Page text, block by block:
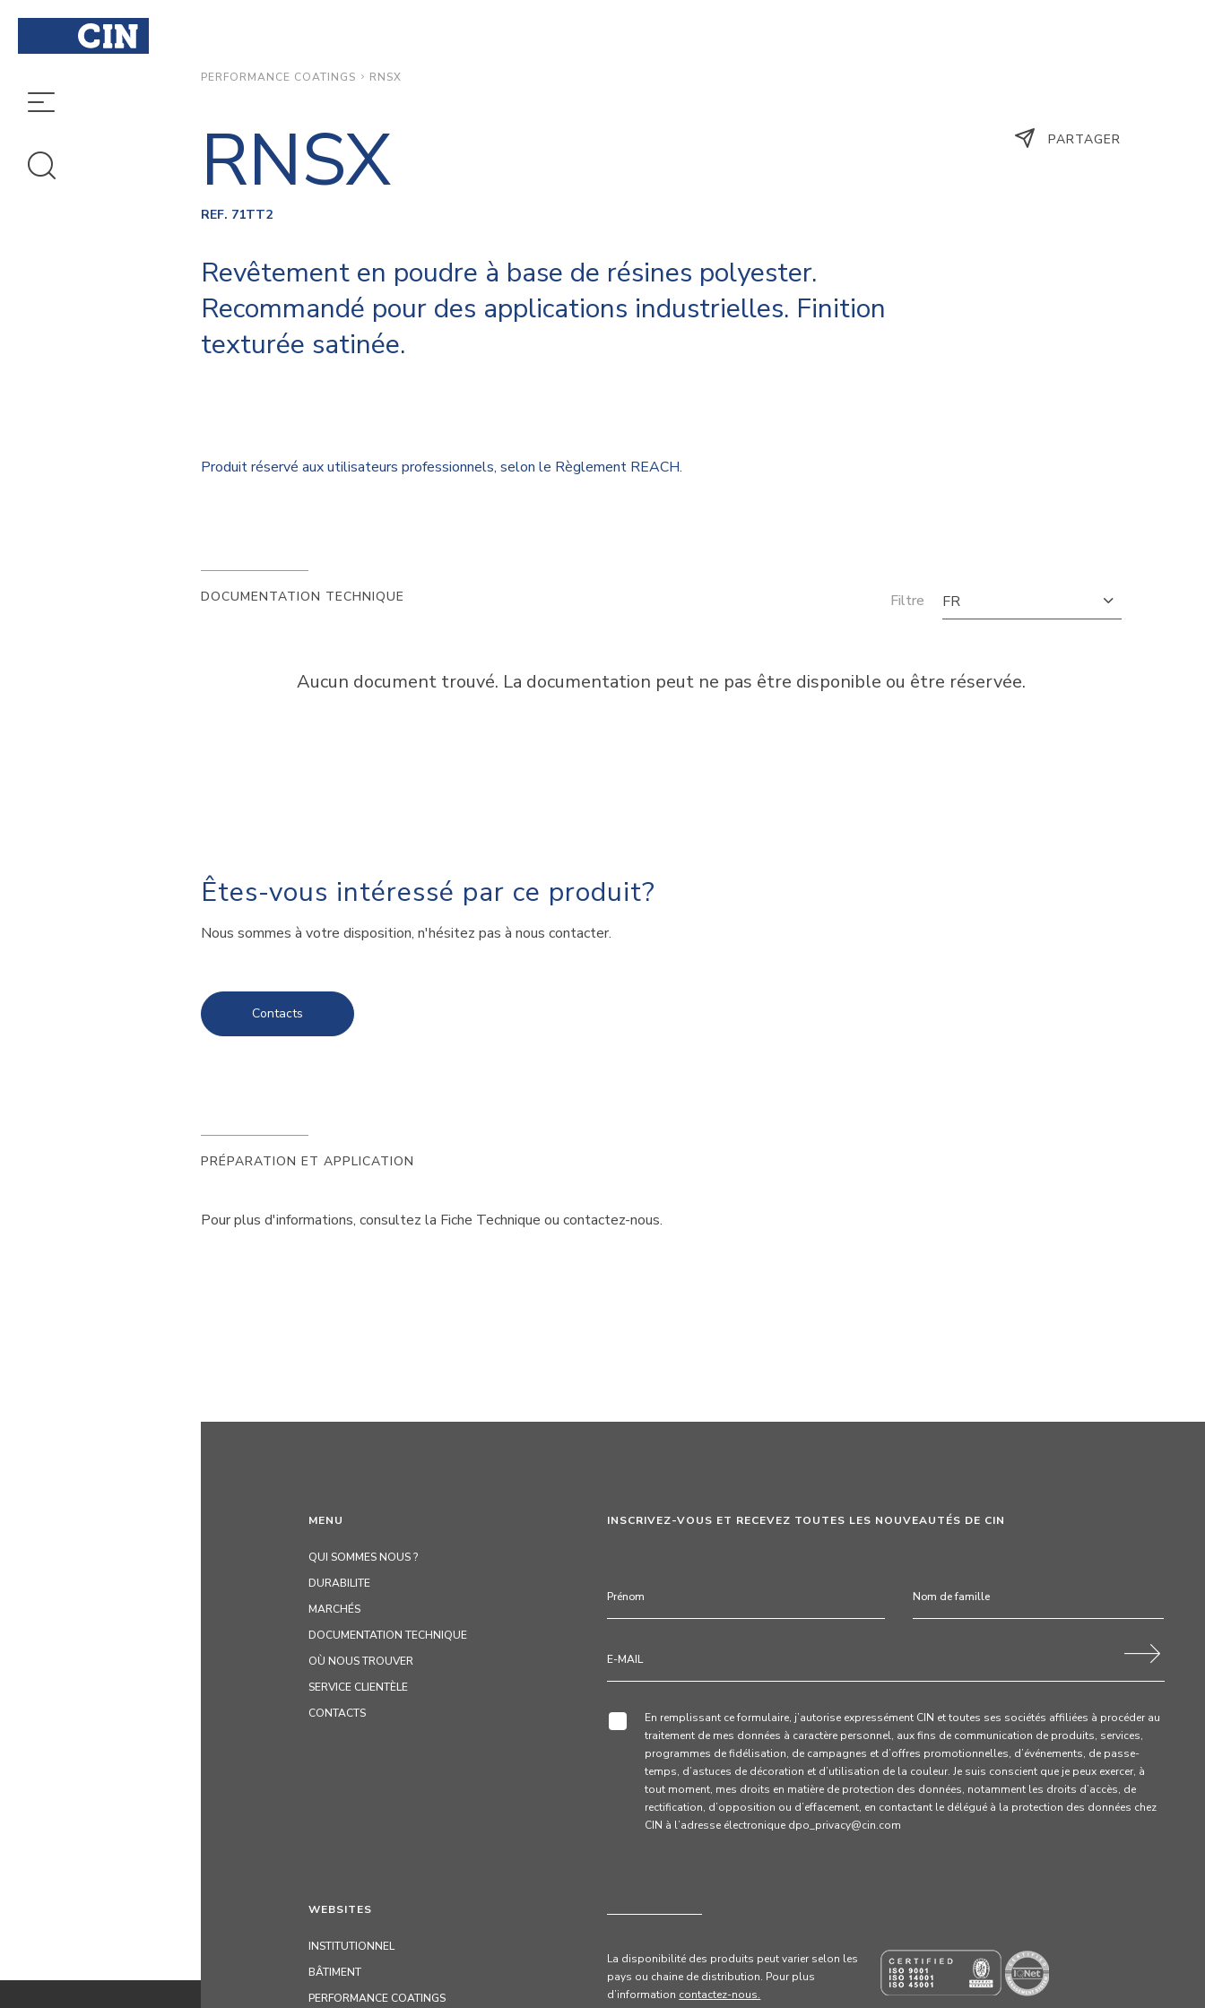
PERFORMANCE COATINGS RNSX
RNSX
REF. 71TT2
Revêtement en poudre à base de résines polyester.
Recommandé pour des applications industrielles. Finition
texturée satinée.
PARTAGER
Produit réservé aux utilisateurs professionnels, selon le Règlement REACH.
DOCUMENTATION TECHNIQUE Filtre FR
Aucun document trouvé. La documentation peut ne pas être disponible ou être réservée.
Êtes-vous intéressé par ce produit?
Nous sommes à votre disposition, n'hésitez pas à nous contacter.
Contacts
PRÉPARATION ET APPLICATION
Pour plus d'informations, consultez la Fiche Technique ou contactez-nous.
MENU
QUI SOMMES NOUS ?
DURABILITE
MARCHÉS
DOCUMENTATION TECHNIQUE
OÙ NOUS TROUVER
SERVICE CLIENTÈLE
CONTACTS
INSCRIVEZ-VOUS ET RECEVEZ TOUTES LES NOUVEAUTÉS DE CIN
En remplissant ce formulaire, j’autorise expressément CIN et toutes ses sociétés affiliées à procéder au
traitement de mes données à caractère personnel, aux fins de communication de produits, services,
programmes de fidélisation, de campagnes et d’offres promotionnelles, d’événements, de passe-
temps, d’astuces de décoration et d’utilisation de la couleur. Je suis conscient que je peux exercer, à
tout moment, mes droits en matière de protection des données, notamment les droits d’accès, de
rectification, d’opposition ou d’effacement, en contactant le délégué à la protection des données chez
CIN à l’adresse électronique dpo_privacy@cin.com
WEBSITES
INSTITUTIONNEL
BÂTIMENT
PERFORMANCE COATINGS
La disponibilité des produits peut varier selon les
pays ou chaine de distribution. Pour plus
d’information contactez-nous.